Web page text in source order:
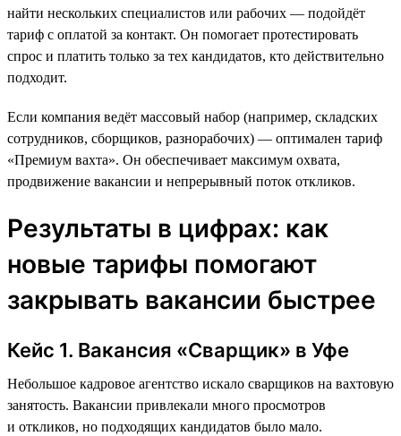
найти нескольких специалистов или рабочих — подойдёт
тариф с оплатой за контакт. Он помогает протестировать
спрос и платить только за тех кандидатов, кто действительно
подходит.
Если компания ведёт массовый набор (например, складских
сотрудников, сборщиков, разнорабочих) — оптимален тариф
«Премиум вахта». Он обеспечивает максимум охвата,
продвижение вакансии и непрерывный поток откликов.
Результаты в цифрах: как
новые тарифы помогают
закрывать вакансии быстрее
Кейс 1. Вакансия «Сварщик» в Уфе
Небольшое кадровое агентство искало сварщиков на вахтовую
занятость. Вакансии привлекали много просмотров
и откликов, но подходящих кандидатов было мало.